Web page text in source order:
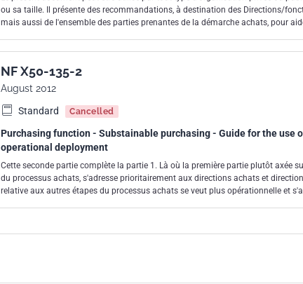
ou sa taille. Il présente des recommandations, à destination des Directions/
mais aussi de l'ensemble des parties prenantes de la démarche achats, pour
NF X50-135-2
August 2012
Standard
Cancelled
Purchasing function - Substainable purchasing - Guide for the use
operational deployment
Cette seconde partie complète la partie 1. Là où la première partie plutôt axée
du processus achats, s'adresse prioritairement aux directions achats et
relative aux autres étapes du processus achats se veut plus opérationnelle et